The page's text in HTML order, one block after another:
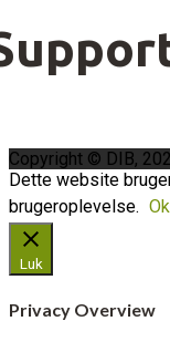
Copyright © DIB,
Dette website
brugeroplevelse.
Luk
Privacy Overview